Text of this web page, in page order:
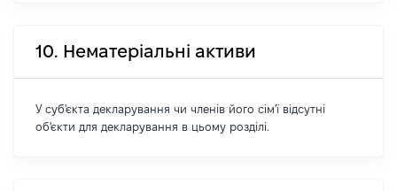
10. Нематеріальні активи
У суб'єкта декларування чи членів його сім'ї відсутні
об'єкти для декларування в цьому розділі.